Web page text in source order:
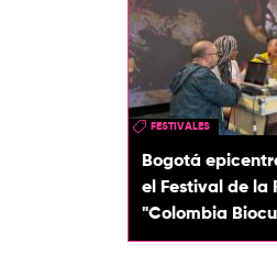
FESTIVALES
Bogotá
el Festival de la
"Colombia